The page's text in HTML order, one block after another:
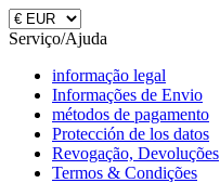
Serviço/Ajuda
informação legal
Informações de Envio
métodos de pagamento
Protección de los datos
Revogação, Devoluções
Termos & Condições